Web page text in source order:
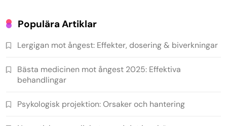
Populära Artiklar
Lergigan mot ångest: Effekter, dosering & biverkningar
Bästa medicinen mot ångest 2025: Effektiva
behandlingar
Psykologisk projektion: Orsaker och hantering